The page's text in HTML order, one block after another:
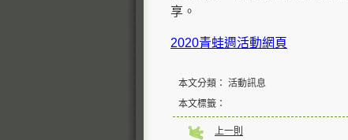
享。
2020青蛙週活動網頁
本文分類： 活動訊息
本文標籤：
上一則